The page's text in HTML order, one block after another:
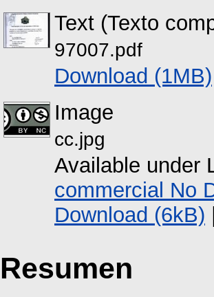
Text (Texto
97007.pdf
Download (1MB)
Image
cc.jpg
Available under
commercial No
Download (6kB)
Resumen